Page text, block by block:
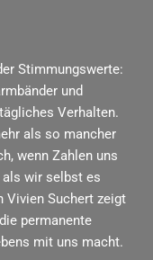
Stimmungswerte:
und
Verhalten.
als so mancher
wenn Zahlen uns
wir selbst es
Vivien Suchert zeigt
permanente
mit uns macht.